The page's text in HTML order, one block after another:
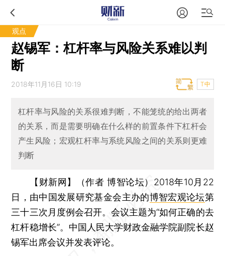
观点
赵锡军：杠杆率与风险关系难以判
断
2018年11月16日 10:19 T中
杠杆率与风险的关系很难判断，不能笼统的给出两者
的关系，而是需要明确在什么样的前置条件下杠杆会
产生风险；宏观杠杆率与系统风险之间的关系则更难
判断
【财新网】（作者 博智论坛） 2018年10月22
日，由中国发展研究基金会主办的博智宏观论坛第
三十三次月度例会召开。会议主题为“如何正确的去
杠杆稳增长”。中国人民大学财政金融学院副院长赵
锡军出席会议并发表评论。